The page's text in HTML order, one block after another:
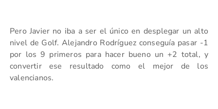
Pero Javier no iba a ser el único en desplegar un alto
nivel de Golf. Alejandro Rodríguez conseguía pasar -1
por los 9 primeros para hacer bueno un +2 total, y
convertir ese resultado como el mejor de los
valencianos.